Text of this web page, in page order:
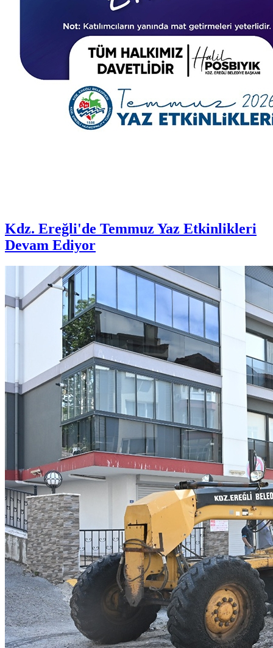
Kdz. Ereğli'de Temmuz Yaz Etkinlikleri
Devam Ediyor